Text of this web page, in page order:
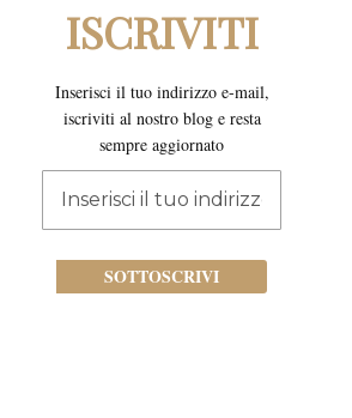
ISCRIVITI
Inserisci il tuo indirizzo e-mail,
iscriviti al nostro blog e resta
sempre aggiornato
alla
nostra
newsletter:
SOTTOSCRIVI